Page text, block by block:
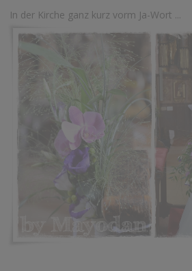
In der Kirche ganz kurz vorm Ja-Wort ...